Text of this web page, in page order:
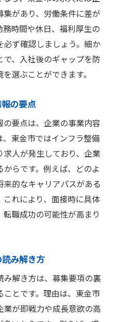
があり、労働条件に差が
時間や休日、福利厚生の
ず確認しましょう。細か
、入社後のギャップを防
選ぶことができます。
の要点
要点は、企業の事業内容
東金市ではインフラ整備
人が発生しており、企業
らです。例えば、どのよ
的なキャリアパスがある
れにより、面接時に具体
職成功の可能性が高まり
み解き方
解き方は、募集要項の裏
とです。理由は、東金市
が即戦力や成長意欲の高